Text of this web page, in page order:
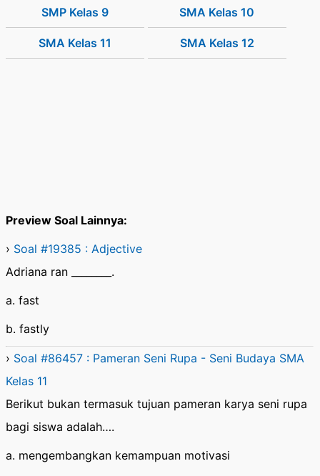
SMP Kelas 9 SMA Kelas 10
SMA Kelas 11 SMA Kelas 12
Preview Soal Lainnya:
› Soal #19385 : Adjective
Adriana ran ________.
a. fast
b. fastly
› Soal #86457 : Pameran Seni Rupa - Seni Budaya SMA
Kelas 11
Berikut bukan termasuk tujuan pameran karya seni rupa
bagi siswa adalah….
a. mengembangkan kemampuan motivasi